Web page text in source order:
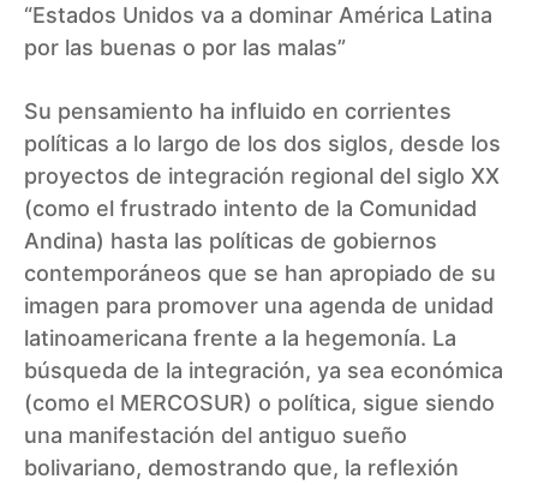
“Estados Unidos va a dominar América Latina
por las buenas o por las malas”
Su pensamiento ha influido en corrientes
políticas a lo largo de los dos siglos, desde los
proyectos de integración regional del siglo XX
(como el frustrado intento de la Comunidad
Andina) hasta las políticas de gobiernos
contemporáneos que se han apropiado de su
imagen para promover una agenda de unidad
latinoamericana frente a la hegemonía. La
búsqueda de la integración, ya sea económica
(como el MERCOSUR) o política, sigue siendo
una manifestación del antiguo sueño
bolivariano, demostrando que, la reflexión